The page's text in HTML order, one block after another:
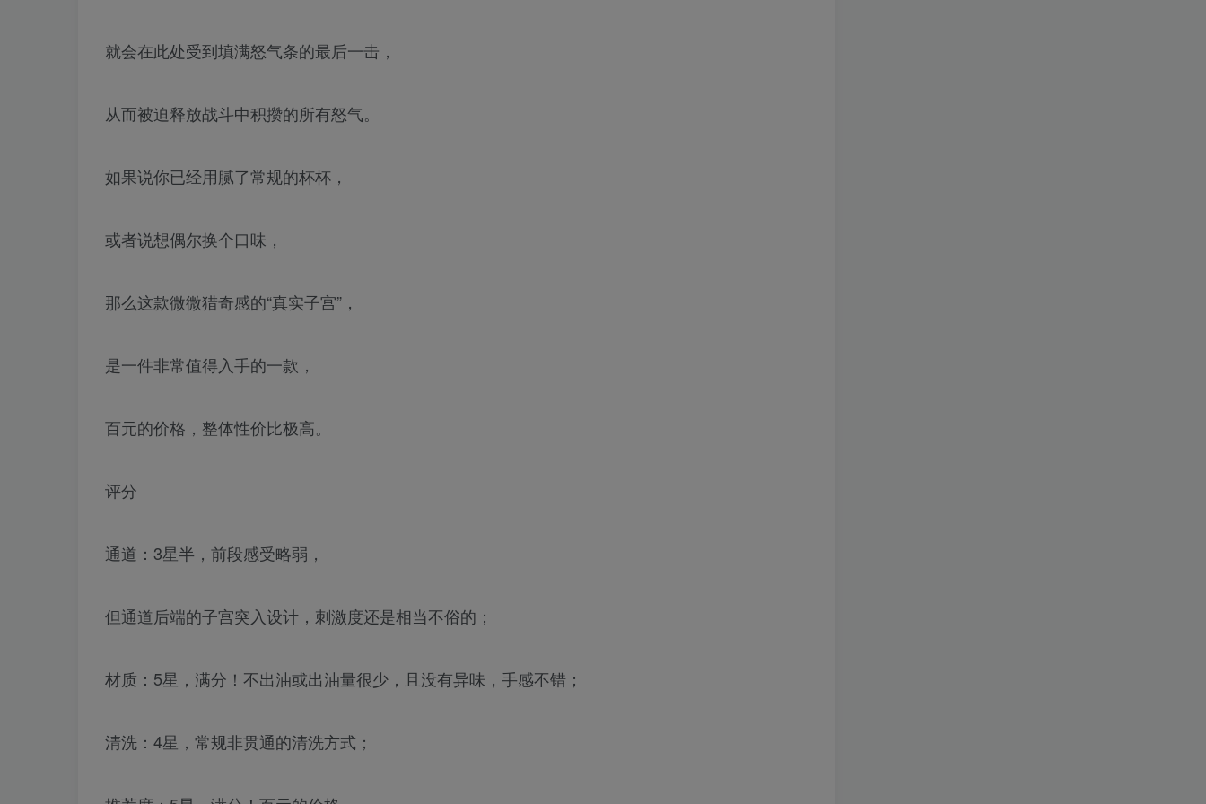
就会在此处受到填满怒气条的最后一击，
从而被迫释放战斗中积攒的所有怒气。
如果说你已经用腻了常规的杯杯，
或者说想偶尔换个口味，
那么这款微微猎奇感的“真实子宫”，
是一件非常值得入手的一款，
百元的价格，整体性价比极高。
评分
通道：3星半，前段感受略弱，
但通道后端的子宫突入设计，刺激度还是相当不俗的；
材质：5星，满分！不出油或出油量很少，且没有异味，手感不错；
清洗：4星，常规非贯通的清洗方式；